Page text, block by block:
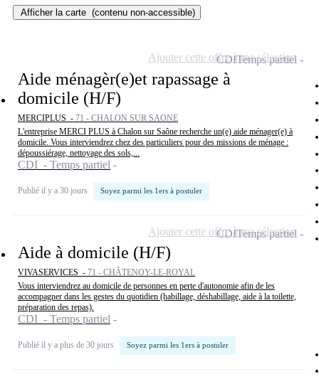
Afficher la carte (contenu non-accessible)
Aide ménagèr(e)et rapassage à
domicile (H/F)
MERCIPLUS - 71 - CHALON SUR SAONE
L'entreprise MERCI PLUS à Chalon sur Saône recherche un(e) aide ménager(e) à
domicile. Vous interviendrez chez des particuliers pour des missions de ménage :
dépoussiérage, nettoyage des sols,...
CDI - Temps partiel
Publié il y a 30 jours Soyez parmi les 1ers à postuler
CDITemps partiel
Ajouter cette offre à ma sélection
Aide à domicile (H/F)
VIVASERVICES - 71 - CHÂTENOY-LE-ROYAL
Vous interviendrez au domicile de personnes en perte d'autonomie afin de les
accompagner dans les gestes du quotidien (habillage, déshabillage, aide à la toilette,
préparation des repas).
CDI - Temps partiel
Publié il y a plus de 30 jours Soyez parmi les 1ers à postuler
CDITemps partiel
Ajouter cette offre à ma sélection